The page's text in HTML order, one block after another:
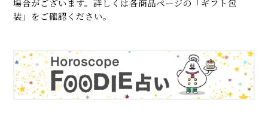
場合がございます。詳しくは各商品ページの「ギフト包
装」をご確認ください。